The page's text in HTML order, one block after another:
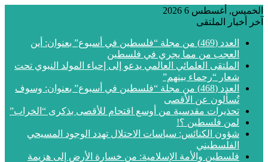
الخميس, أغسطس 6 2026
آخر أخبار الملتقى
العدد (469) من مجلة “فلسطين في أسبوع” بعنوان: أين
العجب من مما يجري في فلسطين
الملتقى العلمائي العالمي يدعو إلى إحياء المولد النبوي تحت
شعار “رحماء بينهم”
العدد (468) من مجلة “فلسطين في أسبوع” بعنوان: وسوف
تُسألون عن الأقصى
تحذيرات مقدسية من أوسع اقتحام للأقصى بذكرى “الخراب”
لمن فلسطين ؟!
شؤون الكنائس: سياسات الاحتلال تهدد الوجود المسيحي
الفلسطيني
فلسطين والأمة الإسلامية: من خسارة الأرض إلى هزيمة